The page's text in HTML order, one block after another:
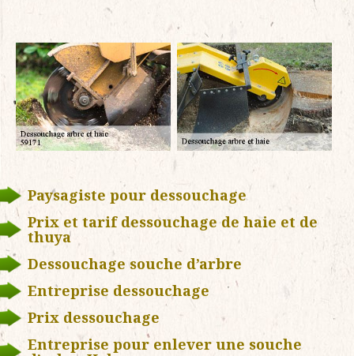
Paysagiste pour dessouchage
Prix et tarif dessouchage de haie et de
thuya
Dessouchage souche d’arbre
Entreprise dessouchage
Prix dessouchage
Entreprise pour enlever une souche